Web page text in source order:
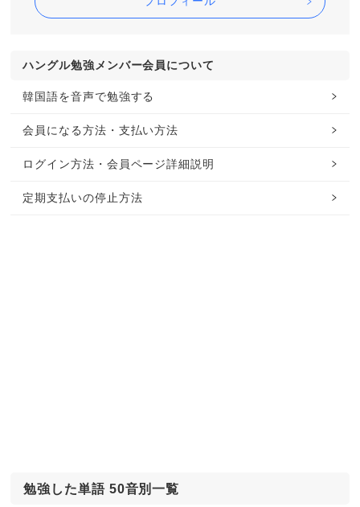
ハングル勉強メンバー会員について
韓国語を音声で勉強する
会員になる方法・支払い方法
ログイン方法・会員ページ詳細説明
定期支払いの停止方法
勉強した単語 50音別一覧